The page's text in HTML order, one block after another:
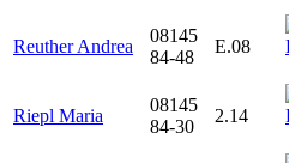
Reuther Andrea
08145
84-48
E.08
Riepl Maria
08145
84-30
2.14